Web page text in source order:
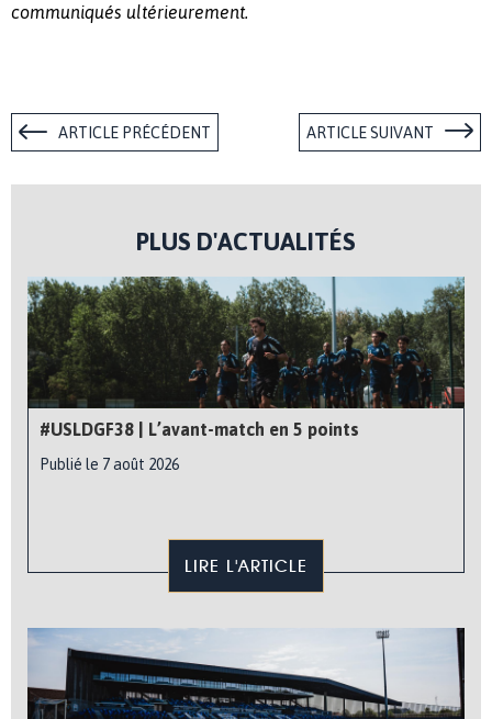
communiqués ultérieurement.
ARTICLE PRÉCÉDENT ARTICLE SUIVANT
PLUS D'ACTUALITÉS
#USLDGF38 | L’avant-match en 5 points
Publié le 7 août 2026
LIRE L'ARTICLE